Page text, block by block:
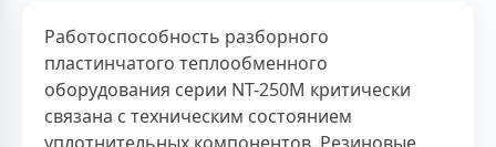
Работоспособность разборного
пластинчатого теплообменного
оборудования серии NT-250M критически
связана с техническим состоянием